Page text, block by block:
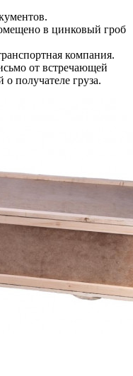
в цинковый гроб
компания.
от встречающей
получателе груза.